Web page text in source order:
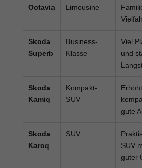
Octavia
Limousine
Skoda
Superb
Business-
Klasse
Viel
und
Skoda
Kamiq
Kompakt-
SUV
gute
Skoda
Karoq
SUV
SUV
guter